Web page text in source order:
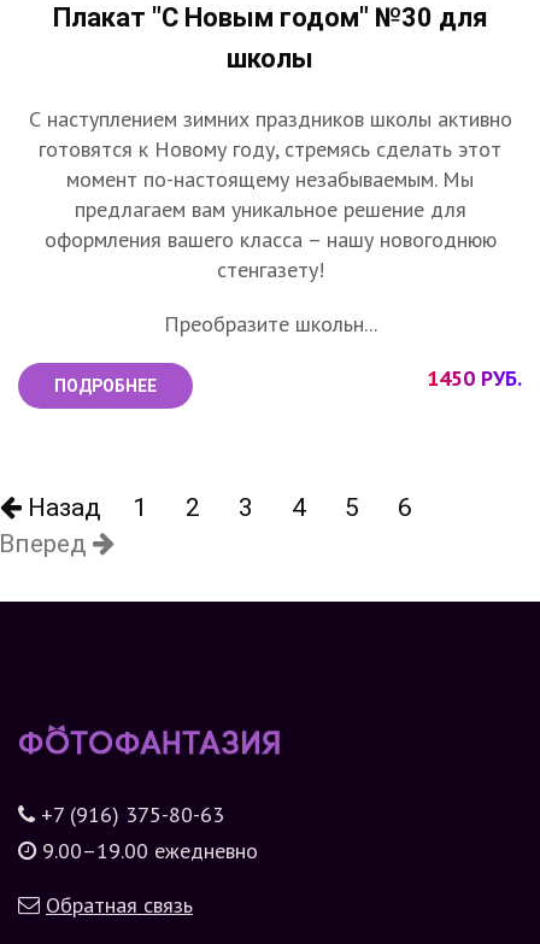
Плакат "С Новым годом" №30 для
школы
С наступлением зимних праздников школы активно
готовятся к Новому году, стремясь сделать этот
момент по-настоящему незабываемым. Мы
предлагаем вам уникальное решение для
оформления вашего класса – нашу новогоднюю
стенгазету!
Преобразите школьн...
ПОДРОБНЕЕ 1450 РУБ.
Назад 1 2 3 4 5
6
Вперед
+7 (916) 375-80-63
9.00–19.00 ежедневно
Обратная связь